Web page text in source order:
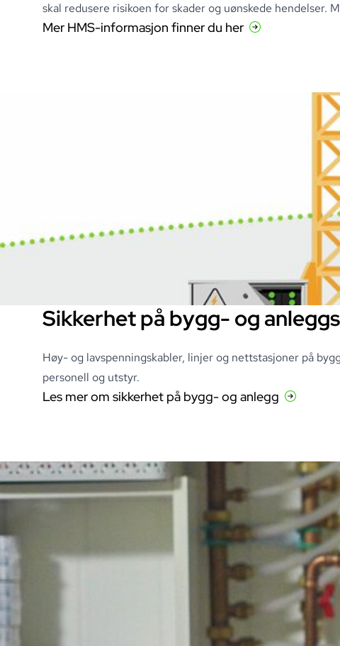
skal redusere risikoen for skader og uønskede hendelser.
Mer HMS-informasjon finner du her
Sikkerhet på bygg- og
Høy- og lavspenningskabler, linjer og nettstasjoner på
personell og utstyr.
Les mer om sikkerhet på bygg- og anlegg